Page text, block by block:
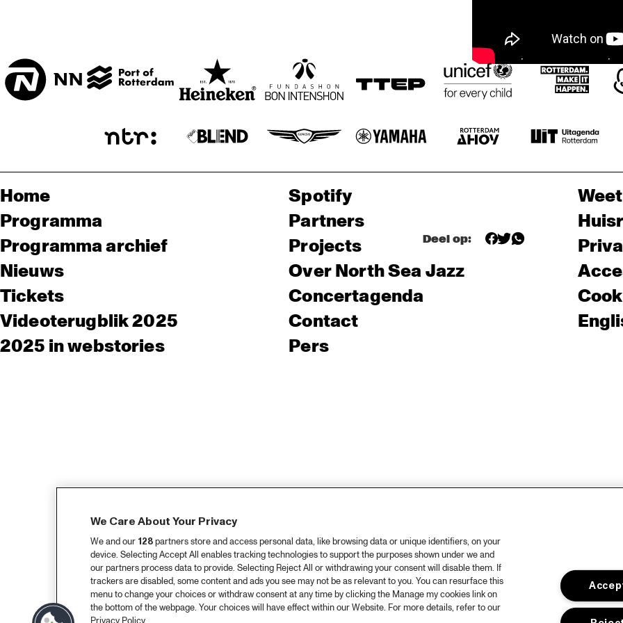
Deel op:
Home
Programma
Programma archief
Nieuws
Tickets
Videoterugblik 2025
2025 in webstories
Spotify
Partners
Projects
Over North Sea Jazz
Concertagenda
Contact
Pers
We Care About Your Privacy
We and our 128partners store and access personal data, like browsing data or unique identifiers, on your
device. Selecting Accept All enables tracking technologies to support the purposes shown under we and
our partners process data to provide. Selecting Reject All or withdrawing your consent will disable them. If
trackers are disabled, some content and ads you see may not be as relevant to you. You can resurface this
menu to change your choices or withdraw consent at any time by clicking the Manage my cookies link on
the bottom of the webpage. Your choices will have effect within our Website. For more details, refer to our